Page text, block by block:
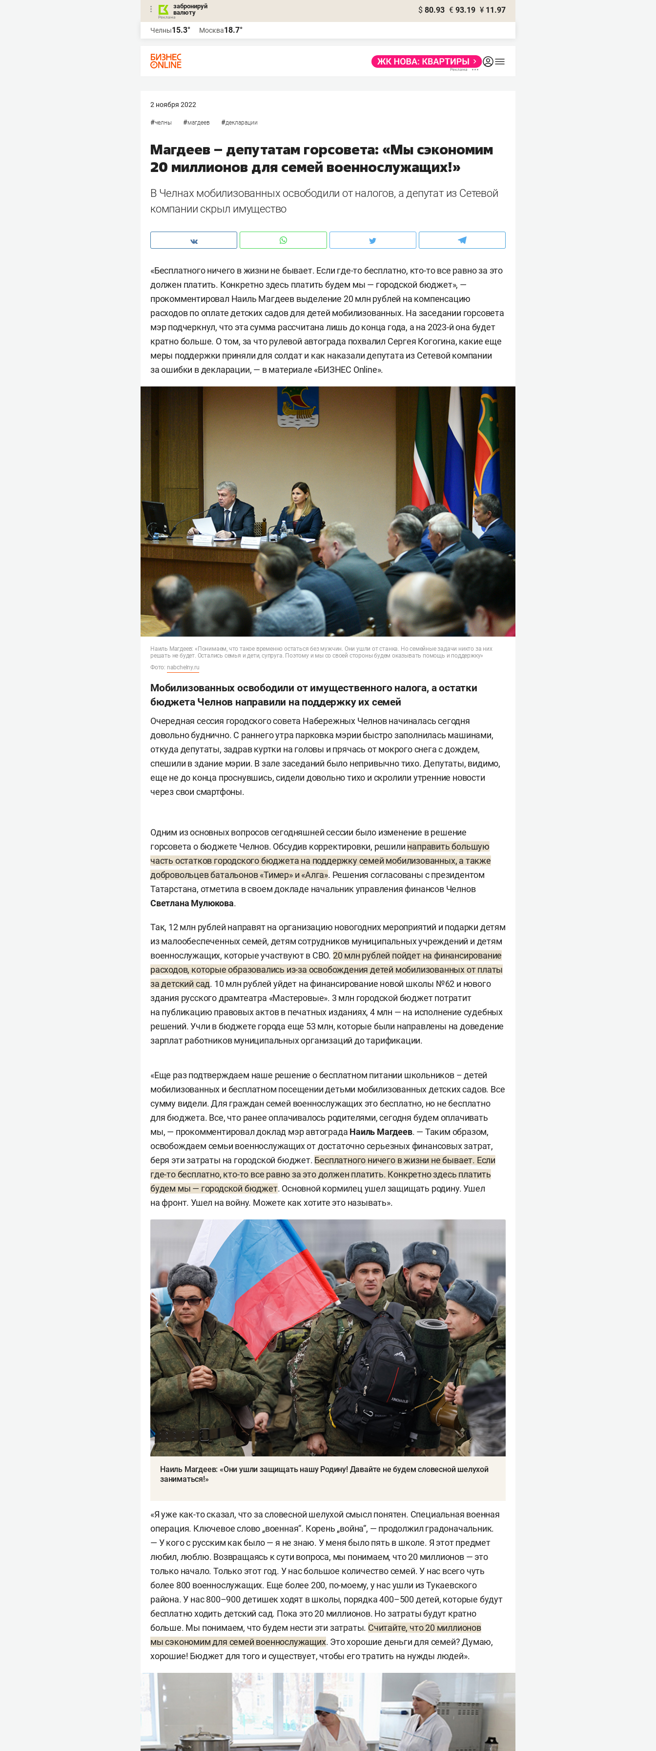
забронируй
валюту
$ 80.93 € 93.19 ¥ 11.97
Челны15.3° Москва18.7°
2 ноября 2022
#челны #магдеев #декларации
Магдеев – депутатам горсовета: «Мы сэкономим
20 миллионов для семей военнослужащих!»
В Челнах мобилизованных освободили от налогов, а депутат из Сетевой
компании скрыл имущество
«Бесплатного ничего в жизни не бывает. Если где-то бесплатно, кто-то все равно за это
должен платить. Конкретно здесь платить будем мы — городской бюджет», —
прокомментировал Наиль Магдеев выделение 20 млн рублей на компенсацию
расходов по оплате детских садов для детей мобилизованных. На заседании горсовета
мэр подчеркнул, что эта сумма рассчитана лишь до конца года, а на 2023-й она будет
кратно больше. О том, за что рулевой автограда похвалил Сергея Когогина, какие еще
меры поддержки приняли для солдат и как наказали депутата из Сетевой компании
за ошибки в декларации, — в материале «БИЗНЕС Online».
Наиль Магдеев: «Понимаем, что такое временно остаться без мужчин. Они ушли от станка. Но семейные задачи никто за них
решать не будет. Остались семья и дети, супруга. Поэтому и мы со своей стороны будем оказывать помощь и поддержку»
Фото: nabchelny.ru
Мобилизованных освободили от имущественного налога, а остатки
бюджета Челнов направили на поддержку их семей
Очередная сессия городского совета Набережных Челнов начиналась сегодня
довольно буднично. С раннего утра парковка мэрии быстро заполнилась машинами,
откуда депутаты, задрав куртки на головы и прячась от мокрого снега с дождем,
спешили в здание мэрии. В зале заседаний было непривычно тихо. Депутаты, видимо,
еще не до конца проснувшись, сидели довольно тихо и скролили утренние новости
через свои смартфоны.
Одним из основных вопросов сегодняшней сессии было изменение в решение
горсовета о бюджете Челнов. Обсудив корректировки, решили направить большую
часть остатков городского бюджета на поддержку семей мобилизованных, а также
добровольцев батальонов «Тимер» и «Алга». Решения согласованы с президентом
Татарстана, отметила в своем докладе начальник управления финансов Челнов
Светлана Мулюкова.
Так, 12 млн рублей направят на организацию новогодних мероприятий и подарки детям
из малообеспеченных семей, детям сотрудников муниципальных учреждений и детям
военнослужащих, которые участвуют в СВО. 20 млн рублей пойдет на финансирование
расходов, которые образовались из-за освобождения детей мобилизованных от платы
за детский сад. 10 млн рублей уйдет на финансирование новой школы №62 и нового
здания русского драмтеатра «Мастеровые». 3 млн городской бюджет потратит
на публикацию правовых актов в печатных изданиях, 4 млн — на исполнение судебных
решений. Учли в бюджете города еще 53 млн, которые были направлены на доведение
зарплат работников муниципальных организаций до тарификации.
«Еще раз подтверждаем наше решение о бесплатном питании школьников – детей
мобилизованных и бесплатном посещении детьми мобилизованных детских садов. Все
сумму видели. Для граждан семей военнослужащих это бесплатно, но не бесплатно
для бюджета. Все, что ранее оплачивалось родителями, сегодня будем оплачивать
мы, — прокомментировал доклад мэр автограда Наиль Магдеев. — Таким образом,
освобождаем семьи военнослужащих от достаточно серьезных финансовых затрат,
беря эти затраты на городской бюджет. Бесплатного ничего в жизни не бывает. Если
где-то бесплатно, кто-то все равно за это должен платить. Конкретно здесь платить
будем мы — городской бюджет. Основной кормилец ушел защищать родину. Ушел
на фронт. Ушел на войну. Можете как хотите это называть».
Наиль Магдеев: «Они ушли защищать нашу Родину! Давайте не будем словесной шелухой
заниматься!»
«Я уже как-то сказал, что за словесной шелухой смысл понятен. Специальная военная
операция. Ключевое слово „военная“. Корень „война“, — продолжил градоначальник.
— У кого с русским как было — я не знаю. У меня было пять в школе. Я этот предмет
любил, люблю. Возвращаясь к сути вопроса, мы понимаем, что 20 миллионов — это
только начало. Только этот год. У нас большое количество семей. У нас всего чуть
более 800 военнослужащих. Еще более 200, по-моему, у нас ушли из Тукаевского
района. У нас 800–900 детишек ходят в школы, порядка 400–500 детей, которые будут
бесплатно ходить детский сад. Пока это 20 миллионов. Но затраты будут кратно
больше. Мы понимаем, что будем нести эти затраты. Считайте, что 20 миллионов
мы сэкономим для семей военнослужащих. Это хорошие деньги для семей? Думаю,
хорошие! Бюджет для того и существует, чтобы его тратить на нужды людей».